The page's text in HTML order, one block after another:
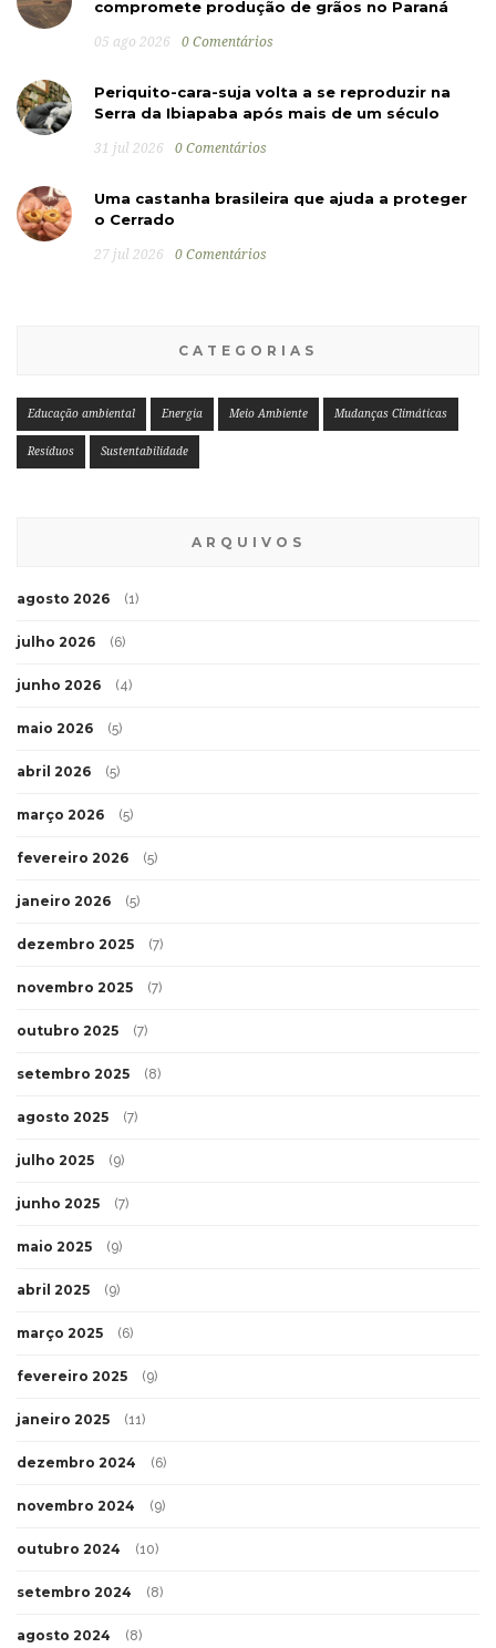
compromete produção de grãos no Paraná
05 ago 2026 0 Comentários
Periquito-cara-suja volta a se reproduzir na
Serra da Ibiapaba após mais de um século
31 jul 2026 0 Comentários
Uma castanha brasileira que ajuda a proteger
o Cerrado
27 jul 2026 0 Comentários
CATEGORIAS
Educação ambiental Energia Meio Ambiente Mudanças Climáticas
Resíduos Sustentabilidade
ARQUIVOS
agosto 2026 (1)
julho 2026 (6)
junho 2026 (4)
maio 2026 (5)
abril 2026 (5)
março 2026 (5)
fevereiro 2026 (5)
janeiro 2026 (5)
dezembro 2025 (7)
novembro 2025 (7)
outubro 2025 (7)
setembro 2025 (8)
agosto 2025 (7)
julho 2025 (9)
junho 2025 (7)
maio 2025 (9)
abril 2025 (9)
março 2025 (6)
fevereiro 2025 (9)
janeiro 2025 (11)
dezembro 2024 (6)
novembro 2024 (9)
outubro 2024 (10)
setembro 2024 (8)
agosto 2024 (8)